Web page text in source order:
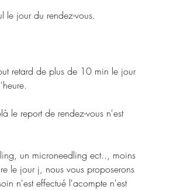
le jour du rendez-vous.
retard de plus de 10 min le jour
le report de rendez-vous n'est
un microneedling ect.., moins
le jour j, nous vous proposerons
n'est effectué l'acompte n'est